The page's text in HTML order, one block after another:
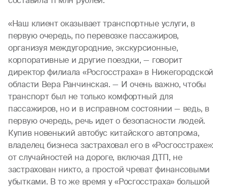
«Наш клиент оказывает транспортные услуги, в
первую очередь, по перевозке пассажиров,
организуя междугородние, экскурсионные,
корпоративные и другие поездки, — говорит
директор филиала «Росгосстраха» в Нижегородской
области Вера Ранчинская. — И очень важно, чтобы
транспорт был не только комфортный для
пассажиров, но и в исправном состоянии — ведь, в
первую очередь, речь идет о безопасности людей.
Купив новенький автобус китайского автопрома,
владелец бизнеса застраховал его в «Росгосстрахе»:
от случайностей на дороге, включая ДТП, не
застрахован никто, а простой чреват финансовыми
убытками. В то же время у «Росгосстраха» большой